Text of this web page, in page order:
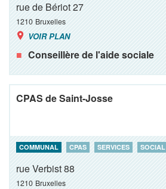
rue de Bériot 27
1210 Bruxelles
VOIR PLAN
Conseillère de l'aide sociale
CPAS de Saint-Josse
COMMUNAL CPAS SERVICES SOCIAL
rue Verbist 88
1210 Bruxelles